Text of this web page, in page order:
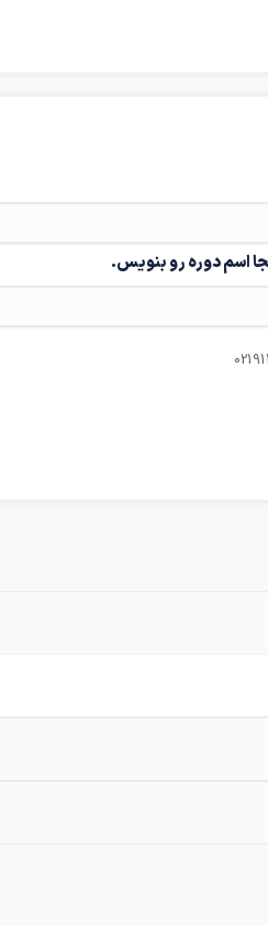
اسم دوره رو بنویس.